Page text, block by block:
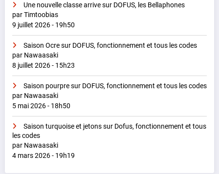
Une nouvelle classe arrive sur DOFUS, les Bellaphones
par Timtoobias
9 juillet 2026 - 19h50
Saison Ocre sur DOFUS, fonctionnement et tous les codes
par Nawaasaki
8 juillet 2026 - 15h23
Saison pourpre sur DOFUS, fonctionnement et tous les codes
par Nawaasaki
5 mai 2026 - 18h50
Saison turquoise et jetons sur Dofus, fonctionnement et tous
les codes
par Nawaasaki
4 mars 2026 - 19h19